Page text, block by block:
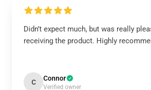
Didn’t expect much, but was really
receiving the product. Highly
C Connor
Verified owner